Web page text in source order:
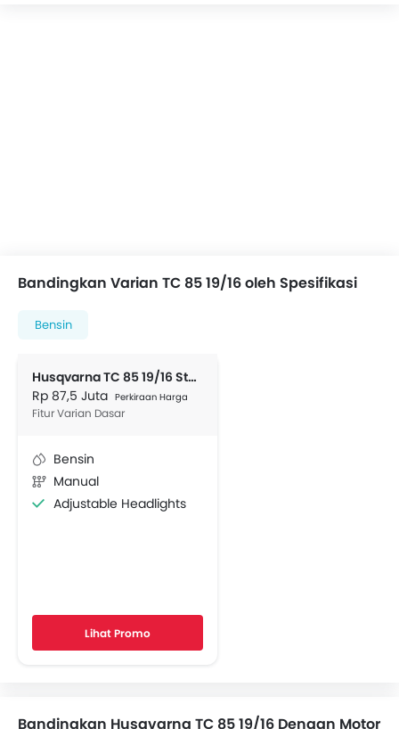
Bandingkan Varian TC 85 19/16 oleh Spesifikasi
Bensin
Husqvarna TC 85 19/16 Standard
Rp 87,5 Juta Perkiraan Harga
Fitur Varian Dasar
Bensin
Manual
Adjustable Headlights
Lihat Promo
Bandingkan Husqvarna TC 85 19/16 Dengan Motor